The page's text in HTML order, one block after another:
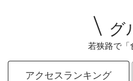
グ
若狭路で「
アクセスランキング